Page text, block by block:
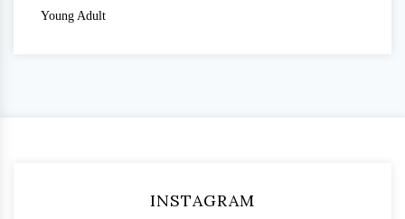
Young Adult
INSTAGRAM